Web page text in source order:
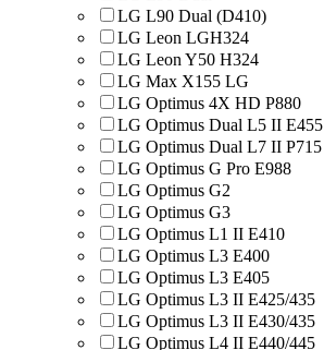
LG L90 Dual (D410)
LG Leon LGH324
LG Leon Y50 H324
LG Max X155 LG
LG Optimus 4X HD P880
LG Optimus Dual L5 II E455
LG Optimus Dual L7 II P715
LG Optimus G Pro E988
LG Optimus G2
LG Optimus G3
LG Optimus L1 II E410
LG Optimus L3 E400
LG Optimus L3 E405
LG Optimus L3 II E425/435
LG Optimus L3 II E430/435
LG Optimus L4 II E440/445